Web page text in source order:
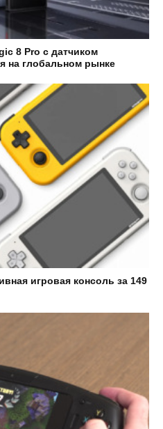
8 Pro с датчиком
на глобальном рынке
игровая консоль за 149